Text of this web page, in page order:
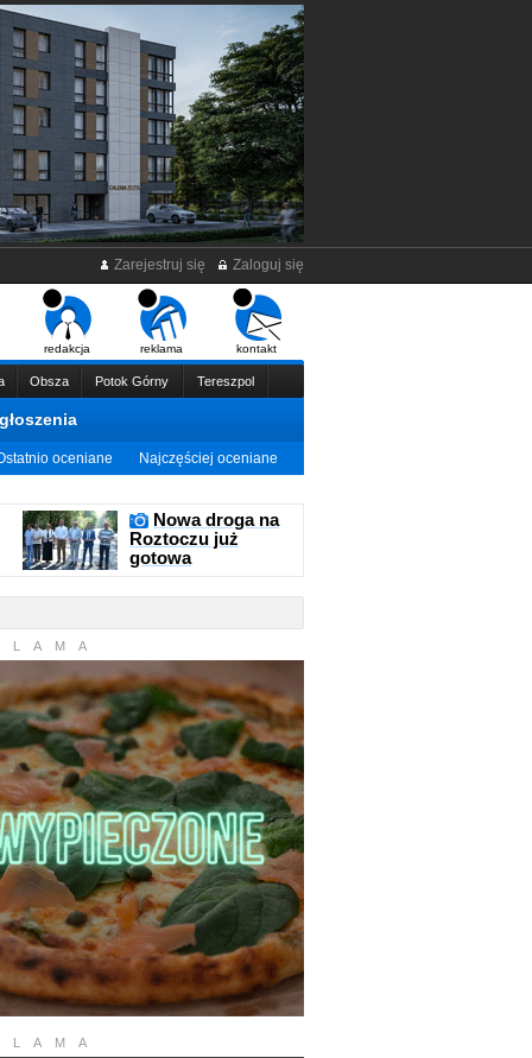
Zarejestruj się Zaloguj się
redakcja reklama kontakt
Obsza Potok Górny Tereszpol
oceniane Najczęściej oceniane
Nowa droga na
Roztoczu już
gotowa